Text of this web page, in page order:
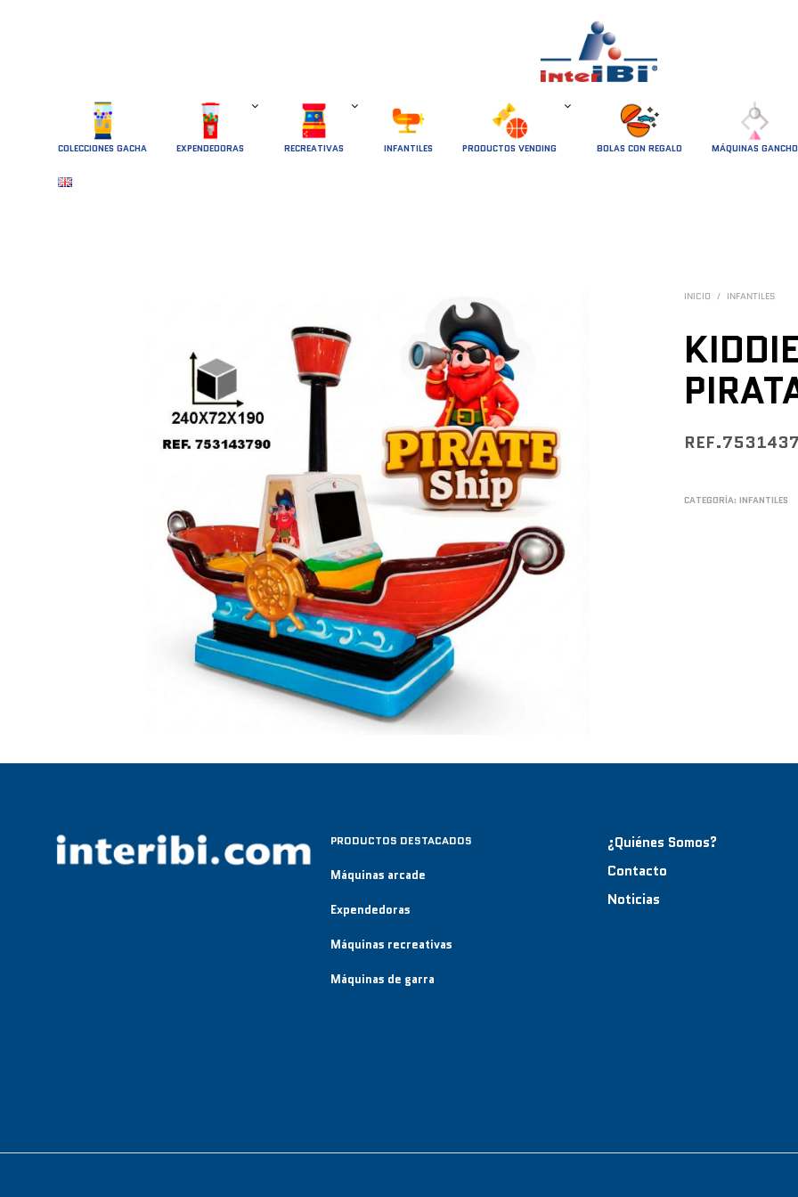
COLECCIONES GACHA EXPENDEDORAS RECREATIVAS INFANTILES PRODUCTOS VENDING BOLAS CON REGALO MÁQUINAS GANCHO
INICIO / INFANTILES
CATEGORÍA:INFANTILES
PRODUCTOS DESTACADOS
Máquinas arcade
Expendedoras
Máquinas recreativas
Máquinas de garra
¿Quiénes Somos?
Contacto
Noticias